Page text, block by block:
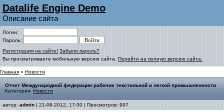
Datalife Engine Demo
Описание сайта
Логин:
Пароль:
Регистрация на сайте! Забыли пароль?
Вы просматриваете мобильную версию сайта. Перейти на полную версию сайта.
Главная » Новости
Отчет Международной федерации рабочих текстильной и легкой промышленности
Категория: Новости
автор: admin | 21-08-2012, 17:00 | Просмотров: 997